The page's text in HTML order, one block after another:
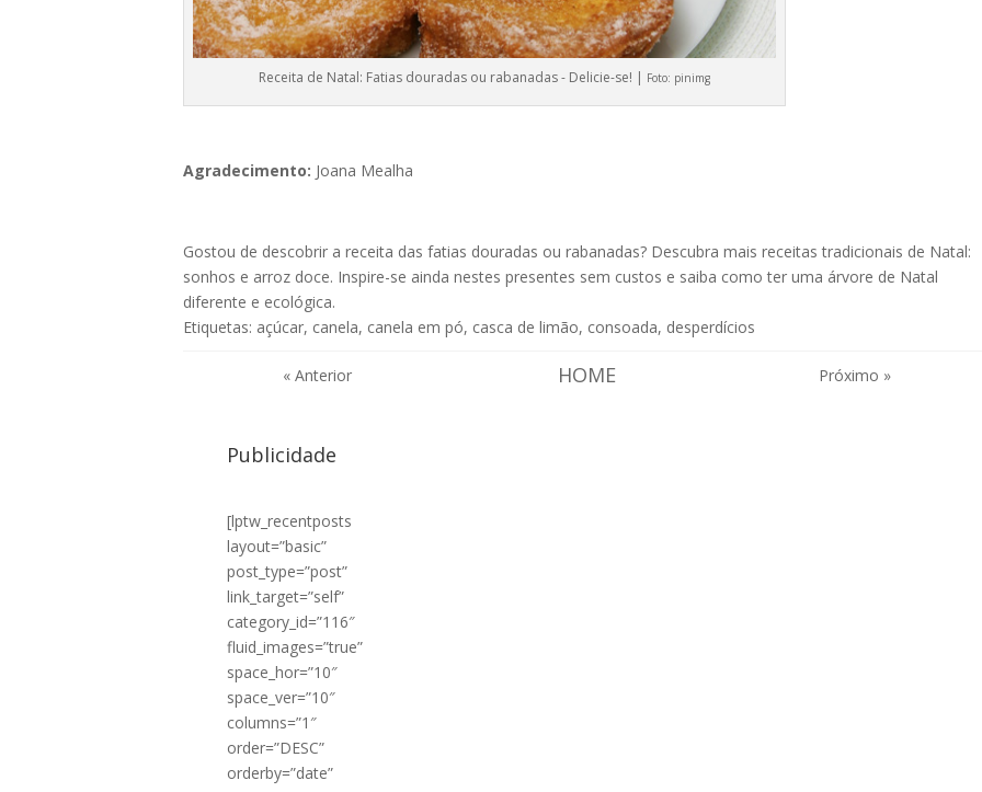
Receita de Natal: Fatias douradas ou rabanadas - Delicie-se! | Foto: pinimg
Agradecimento: Joana Mealha
Gostou de descobrir a receita das fatias douradas ou rabanadas? Descubra mais receitas tradicionais de Natal:
sonhos e arroz doce. Inspire-se ainda nestespresentes sem custos e saiba como ter uma árvore de Natal
diferente e ecológica.
Etiquetas: açúcar, canela, canela em pó, casca de limão, consoada, desperdícios
« Anterior HOME Próximo »
Publicidade
[lptw_recentposts
layout=”basic”
post_type=”post”
link_target=”self”
category_id=”116″
fluid_images=”true”
space_hor=”10″
space_ver=”10″
columns=”1″
order=”DESC”
orderby=”date”